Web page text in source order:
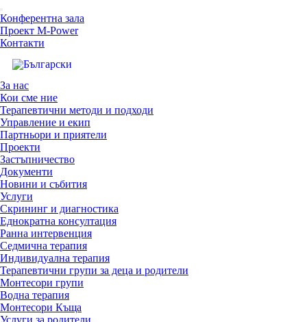
Конферентна зала
Проект M-Power
Контакти
За нас
Кои сме ние
Терапевтични методи и подходи
Управление и екип
Партньори и приятели
Проекти
Застъпничество
Документи
Новини и събития
Услуги
Скрининг и диагностика
Еднократна консултация
Ранна интервенция
Седмична терапия
Индивидуална терапия
Терапевтични групи за деца и родители
Монтесори групи
Водна терапия
Монтесори Къща